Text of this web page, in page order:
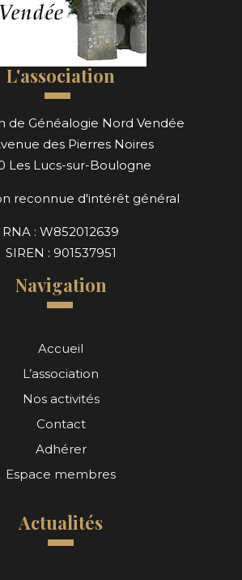
L'association
de Généalogie Nord Vendée
des Pierres Noires
Les Lucs-sur-Boulogne
reconnue d'intérêt général
RNA : W852012639
SIREN : 901537951
Navigation
Accueil
L’association
Nos activités
Contact
Adhérer
Espace membres
Actualités